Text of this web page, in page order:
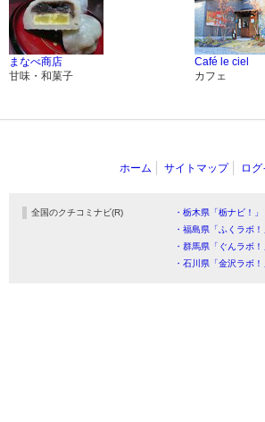
まなべ商店
甘味・和菓子
Café le ciel
カフェ
ホーム サイトマップ ログ
全国のクチコミナビ(R) ・栃木県「栃ナビ！」
・福島県「ふくラボ！
・群馬県「ぐんラボ！
・石川県「金沢ラボ！